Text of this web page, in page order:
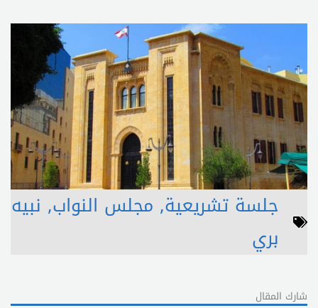
جلسة تشريعية, مجلس النواب, نبيه
بري
شارك المقال